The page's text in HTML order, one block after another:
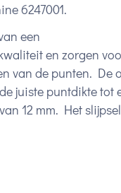
6247001.
een
en zorgen
van de punten. De
juiste puntdikte tot
12 mm. Het